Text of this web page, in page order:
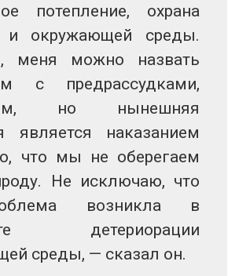
потепление, охрана
и окружающей среды.
меня можно назвать
с предрассудками,
но нынешняя
является наказанием
что мы не оберегаем
Не исключаю, что
возникла в
детериорации
среды, — сказал он.